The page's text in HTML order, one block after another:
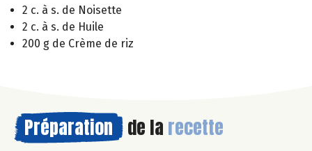
2 c. à s. de Noisette
2 c. à s. de Huile
200 g de Crème de riz
Préparation de la recette